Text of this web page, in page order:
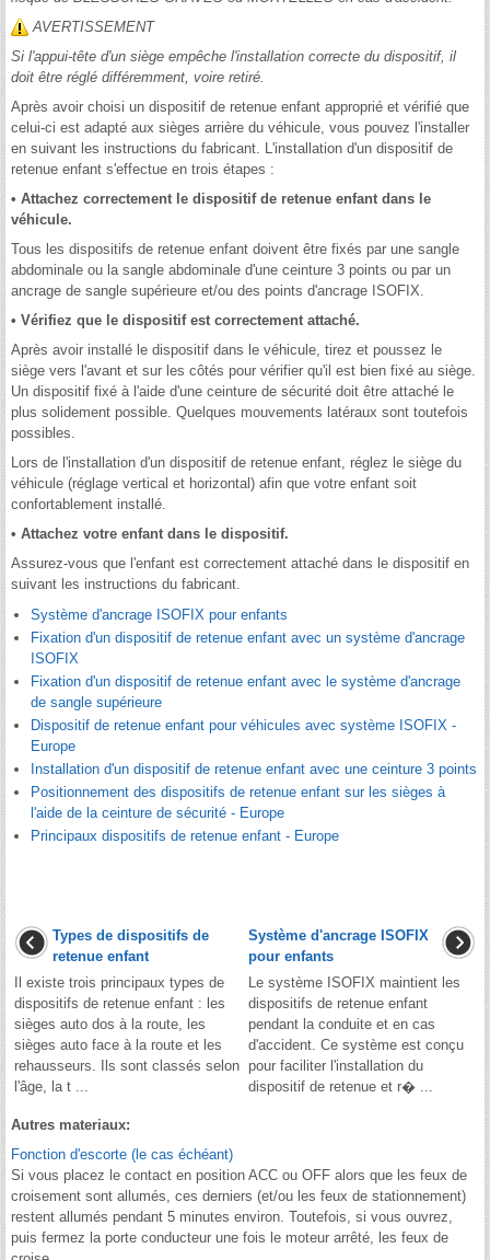
AVERTISSEMENT
Si l'appui-tête d'un siège empêche l'installation correcte du dispositif, il
doit être réglé différemment, voire retiré.
Après avoir choisi un dispositif de retenue enfant approprié et vérifié que
celui-ci est adapté aux sièges arrière du véhicule, vous pouvez l'installer
en suivant les instructions du fabricant. L'installation d'un dispositif de
retenue enfant s'effectue en trois étapes :
• Attachez correctement le dispositif de retenue enfant dans le
véhicule.
Tous les dispositifs de retenue enfant doivent être fixés par une sangle
abdominale ou la sangle abdominale d'une ceinture 3 points ou par un
ancrage de sangle supérieure et/ou des points d'ancrage ISOFIX.
• Vérifiez que le dispositif est correctement attaché.
Après avoir installé le dispositif dans le véhicule, tirez et poussez le
siège vers l'avant et sur les côtés pour vérifier qu'il est bien fixé au siège.
Un dispositif fixé à l'aide d'une ceinture de sécurité doit être attaché le
plus solidement possible. Quelques mouvements latéraux sont toutefois
possibles.
Lors de l'installation d'un dispositif de retenue enfant, réglez le siège du
véhicule (réglage vertical et horizontal) afin que votre enfant soit
confortablement installé.
• Attachez votre enfant dans le dispositif.
Assurez-vous que l'enfant est correctement attaché dans le dispositif en
suivant les instructions du fabricant.
Système d'ancrage ISOFIX pour enfants
Fixation d'un dispositif de retenue enfant avec un système d'ancrage
ISOFIX
Fixation d'un dispositif de retenue enfant avec le système d'ancrage
de sangle supérieure
Dispositif de retenue enfant pour véhicules avec système ISOFIX -
Europe
Installation d'un dispositif de retenue enfant avec une ceinture 3 points
Positionnement des dispositifs de retenue enfant sur les sièges à
l'aide de la ceinture de sécurité - Europe
Principaux dispositifs de retenue enfant - Europe
Types de dispositifs de
retenue enfant
Il existe trois principaux types de
dispositifs de retenue enfant : les
sièges auto dos à la route, les
sièges auto face à la route et les
rehausseurs. Ils sont classés selon
l'âge, la t ...
Système d'ancrage ISOFIX
pour enfants
Le système ISOFIX maintient les
dispositifs de retenue enfant
pendant la conduite et en cas
d'accident. Ce système est conçu
pour faciliter l'installation du
dispositif de retenue et r� ...
Autres materiaux:
Fonction d'escorte (le cas échéant)
Si vous placez le contact en position ACC ou OFF alors que les feux de
croisement sont allumés, ces derniers (et/ou les feux de stationnement)
restent allumés pendant 5 minutes environ. Toutefois, si vous ouvrez,
puis fermez la porte conducteur une fois le moteur arrêté, les feux de